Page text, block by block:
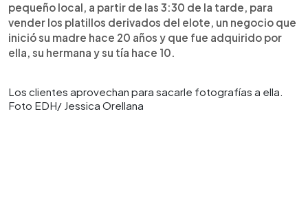
pequeño local, a partir de las 3:30 de la tarde, para
vender los platillos derivados del elote, un negocio que
inició su madre hace 20 años y que fue adquirido por
ella, su hermana y su tía hace 10.
Los clientes aprovechan para sacarle fotografías a ella.
Foto EDH/ Jessica Orellana